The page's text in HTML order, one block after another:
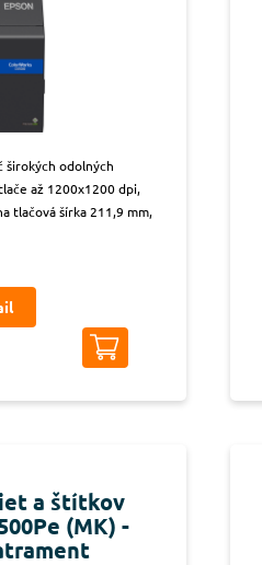
širokých odolných
až 1200x1200 dpi,
tlačová šírka 211,9 mm,
a štítkov
(MK) -